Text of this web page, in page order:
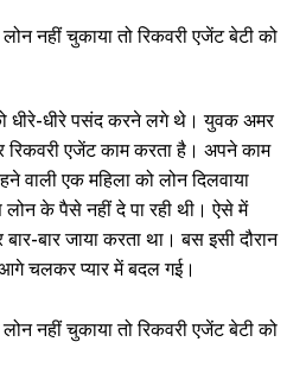
धीरे पसंद करने लगे थे। युवक अमर
रिकवरी एजेंट काम करता है। अपने काम
वाली एक महिला को लोन दिलवाया
लोन के पैसे नहीं दे पा रही थी। ऐसे में
बार जाया करता था। बस इसी दौरान
आगे चलकर प्यार में बदल गई।